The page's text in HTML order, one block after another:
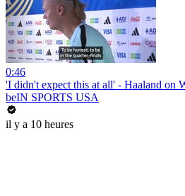
0:46
'I didn't expect this at all' - Haaland on
beIN SPORTS USA
il y a 10 heures